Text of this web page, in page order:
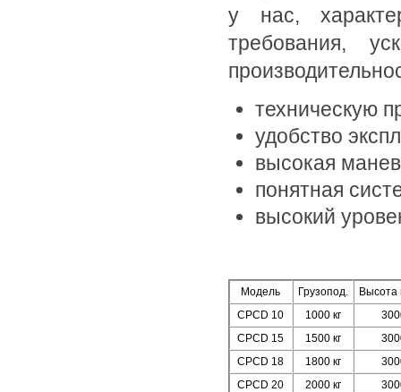
у нас,
требования,
техническую
удобство
высокая
понятная
высокий
Модель Грузопод.
CPCD 10
1000 кг
CPCD 15
1500 кг
CPCD 18
1800 кг
CPCD 20
2000 кг